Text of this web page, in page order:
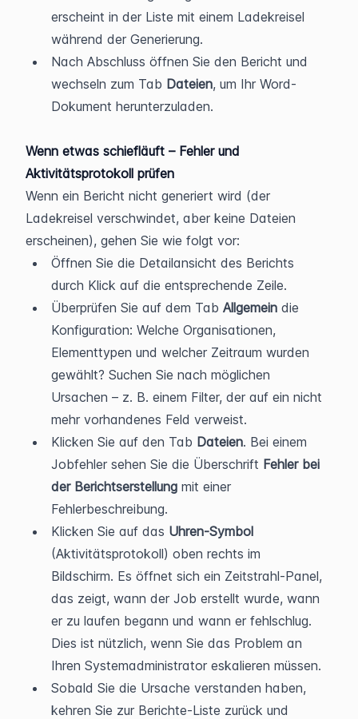
erscheint in der Liste mit einem Ladekreisel
während der Generierung.
Nach Abschluss öffnen Sie den Bericht und
wechseln zum Tab Dateien, um Ihr Word-
Dokument herunterzuladen.
Wenn etwas schiefläuft – Fehler und
Aktivitätsprotokoll prüfen
Wenn ein Bericht nicht generiert wird (der
Ladekreisel verschwindet, aber keine Dateien
erscheinen), gehen Sie wie folgt vor:
Öffnen Sie die Detailansicht des Berichts
durch Klick auf die entsprechende Zeile.
Überprüfen Sie auf dem Tab Allgemein die
Konfiguration: Welche Organisationen,
Elementtypen und welcher Zeitraum wurden
gewählt? Suchen Sie nach möglichen
Ursachen – z. B. einem Filter, der auf ein nicht
mehr vorhandenes Feld verweist.
Klicken Sie auf den Tab Dateien. Bei einem
Jobfehler sehen Sie die Überschrift Fehler bei
der Berichtserstellung mit einer
Fehlerbeschreibung.
Klicken Sie auf das Uhren-Symbol
(Aktivitätsprotokoll) oben rechts im
Bildschirm. Es öffnet sich ein Zeitstrahl-Panel,
das zeigt, wann der Job erstellt wurde, wann
er zu laufen begann und wann er fehlschlug.
Dies ist nützlich, wenn Sie das Problem an
Ihren Systemadministrator eskalieren müssen.
Sobald Sie die Ursache verstanden haben,
kehren Sie zur Berichte-Liste zurück und